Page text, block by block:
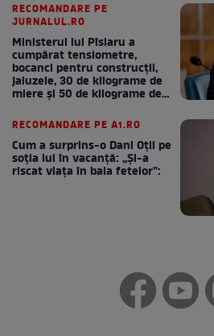
RECOMANDARE PE
JURNALUL.RO
Ministerul lui Pîslaru a
cumpărat tensiometre,
bocanci pentru construcții,
jaluzele, 30 de kilograme de
miere și 50 de kilograme de
RECOMANDARE PE A1.RO
Cum a surprins-o Dani Oțil pe
soția lui în vacanță: „Și-a
riscat viața în baia fetelor”: